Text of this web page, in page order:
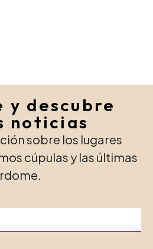
y descubre
noticias
sobre los lugares
cúpulas y las últimas